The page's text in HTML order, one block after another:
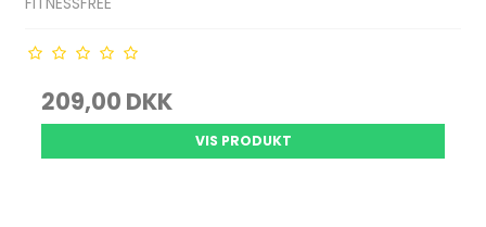
209,00 DKK
VIS PRODUKT